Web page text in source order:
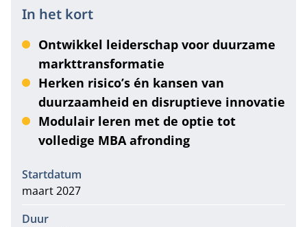
In het kort
Ontwikkel leiderschap voor duurzame
markttransformatie
Herken risico’s én kansen van
duurzaamheid en disruptieve innovatie
Modulair leren met de optie tot
volledige MBA afronding
Informatie
Startdatum
maart 2027
Duur